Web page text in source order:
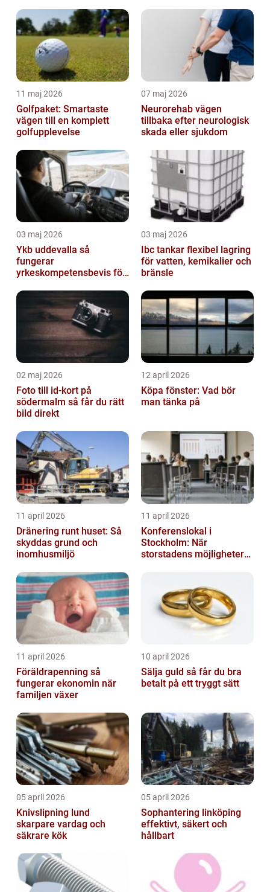
11 maj 2026
Golfpaket: Smartaste
vägen till en komplett
golfupplevelse
07 maj 2026
Neurorehab vägen
tillbaka efter neurologisk
skada eller sjukdom
03 maj 2026
Ykb uddevalla så
fungerar
yrkeskompetensbevis för
03 maj 2026
Ibc tankar flexibel lagring
för vatten, kemikalier och
bränsle
02 maj 2026
Foto till id-kort på
södermalm så får du rätt
bild direkt
12 april 2026
Köpa fönster: Vad bör
man tänka på
11 april 2026
Dränering runt huset: Så
skyddas grund och
inomhusmiljö
11 april 2026
Konferenslokal i
Stockholm: När
storstadens möjligheter
11 april 2026
Föräldrapenning så
fungerar ekonomin när
familjen växer
10 april 2026
Sälja guld så får du bra
betalt på ett tryggt sätt
05 april 2026
Knivslipning lund
skarpare vardag och
säkrare kök
05 april 2026
Sophantering linköping
effektivt, säkert och
hållbart